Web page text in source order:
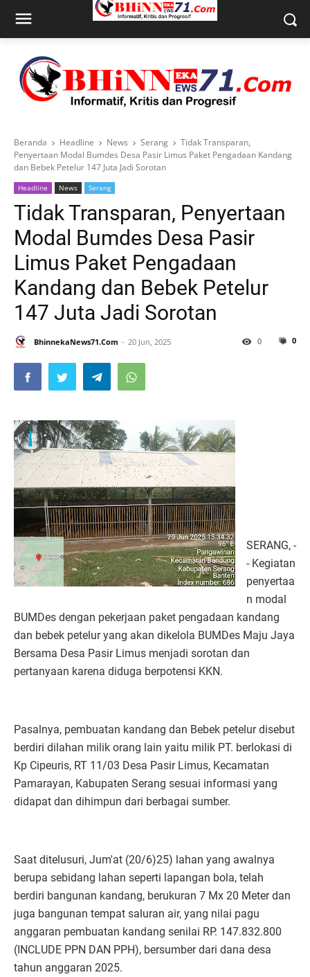
Beranda Headline News Serang
Tidak Transparan,
Penyertaan Modal Bumdes Desa Pasir Limus Paket Pengadaan Kandang
dan Bebek Petelur 147 Juta Jadi Sorotan
Headline News Serang
Tidak Transparan, Penyertaan
Modal Bumdes Desa Pasir
Limus Paket Pengadaan
Kandang dan Bebek Petelur
147 Juta Jadi Sorotan
BhinnekaNews71.Com 20 Jun, 2025 0
0
SERANG, -
- Kegiatan
penyertaa
n modal
BUMDes dengan pekerjaan paket pengadaan kandang
dan bebek petelur yang akan dikelola BUMDes Maju Jaya
Bersama Desa Pasir Limus menjadi sorotan dan
pertanyaan karena diduga berpotensi KKN.
Pasalnya, pembuatan kandang dan Bebek petelur disebut
berdiri dilahan milik orang lain yaitu milik PT. berlokasi di
Kp Cipeuris, RT 11/03 Desa Pasir Limus, Kecamatan
Pamarayan, Kabupaten Serang sesuai informasi yang
didapat dan dihimpun dari berbagai sumber.
Saat ditelusuri, Jum'at (20/6)25) lahan yang awalnya
berupa sebidang lahan seperti lapangan bola, telah
berdiri bangunan kandang, berukuran 7 Mx 20 Meter dan
juga bangunan tempat saluran air, yang nilai pagu
anggaran pembuatan kandang senilai RP. 147.832.800
(INCLUDE PPN DAN PPH), bersumber dari dana desa
tahun anggaran 2025.